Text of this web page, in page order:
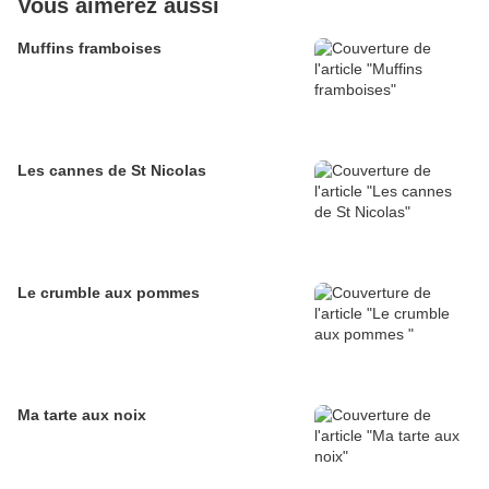
Vous aimerez aussi
Muffins framboises
Les cannes de St Nicolas
Le crumble aux pommes
Ma tarte aux noix